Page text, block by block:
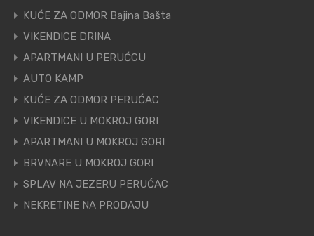
KUĆE ZA ODMOR Bajina Bašta
VIKENDICE DRINA
APARTMANI U PERUĆCU
AUTO KAMP
KUĆE ZA ODMOR PERUĆAC
VIKENDICE U MOKROJ GORI
APARTMANI U MOKROJ GORI
BRVNARE U MOKROJ GORI
SPLAV NA JEZERU PERUĆAC
NEKRETINE NA PRODAJU